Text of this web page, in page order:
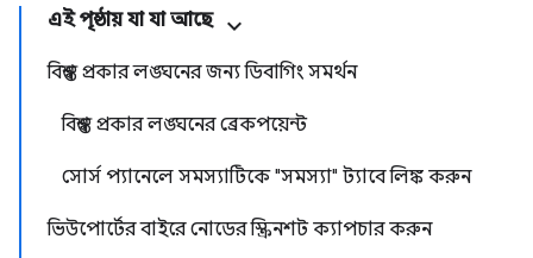
এই পৃষ্ঠায় যা যা আছে
বিশ্বস্ত প্রকার লঙ্ঘনের জন্য ডিবাগিং সমর্থন
বিশ্বস্ত প্রকার লঙ্ঘনের ব্রেকপয়েন্ট
সোর্স প্যানেলে সমস্যাটিকে "সমস্যা" ট্যাবে লিঙ্ক করুন
ভিউপোর্টের বাইরে নোডের স্ক্রিনশট ক্যাপচার করুন